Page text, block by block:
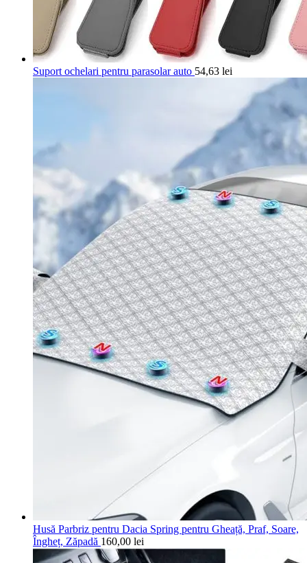
Suport ochelari pentru parasolar auto 54,63 lei
Husă Parbriz pentru Dacia Spring pentru Gheață, Praf, Soare,
Îngheț, Zăpadă 160,00 lei